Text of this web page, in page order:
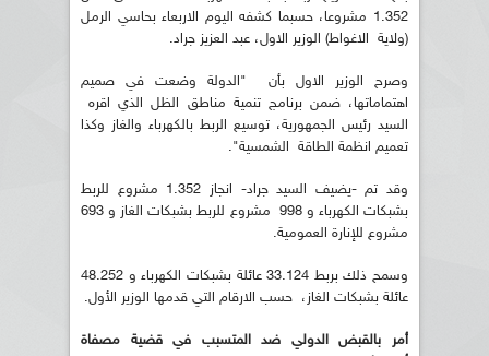
1.352 مشروعا، حسبما كشفه اليوم الاربعاء بحاسي الرمل
(ولاية الاغواط) الوزير الاول، عبد العزيز جراد.
وصرح الوزير الاول بأن "الدولة وضعت في صميم
اهتماماتها، ضمن برنامج تنمية مناطق الظل الذي اقره
السيد رئيس الجمهورية، توسيع الربط بالكهرباء والغاز وكذا
تعميم انظمة الطاقة الشمسية".
وقد تم -يضيف السيد جراد- انجاز 1.352 مشروع للربط
بشبكات الكهرباء و 998 مشروع للربط بشبكات الغاز و 693
مشروع للإنارة العمومية.
وسمح ذلك بربط 33.124 عائلة بشبكات الكهرباء و 48.252
عائلة بشبكات الغاز، حسب الارقام التي قدمها الوزير الأول.
أمر بالقبض الدولي ضد المتسبب في قضية مصفاة